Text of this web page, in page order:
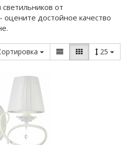
от
достойное качество
25